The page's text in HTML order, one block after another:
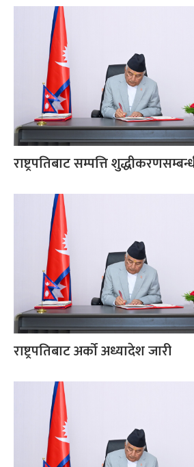
राष्ट्रपतिबाट सम्पत्ति
राष्ट्रपतिबाट अर्को अध्यादेश जारी